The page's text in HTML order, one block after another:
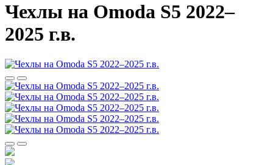
Чехлы на Omoda S5 2022–
2025 г.в.